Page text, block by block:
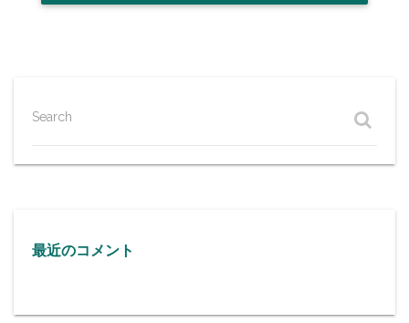
Search
最近のコメント